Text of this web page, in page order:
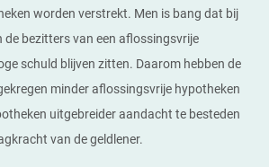
worden verstrekt. Men is bang dat bij
de bezitters van een aflossingsvrije
schuld blijven zitten. Daarom hebben de
minder aflossingsvrije hypotheken
uitgebreider aandacht te besteden
van de geldlener.